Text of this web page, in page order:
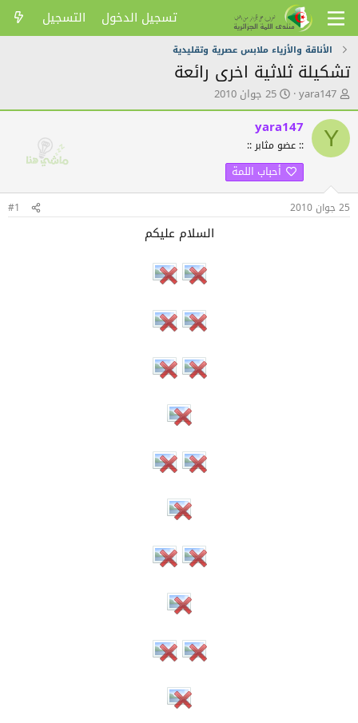
تسجيل الدخول التسجيل
الأناقة والأزياء ملابس عصرية وتقليدية
تشكيلة ثلاثية اخرى رائعة
ك
ا
ت
ب
ا
و
ض
و
yara147 ت
ا
ر
ي
خ
ا
ل
ن
ر
25 جوان 2010
Y
yara147
:: عضو مثابر ::
أحباب اللمة
25 جوان 2010 #1
السلام عليكم